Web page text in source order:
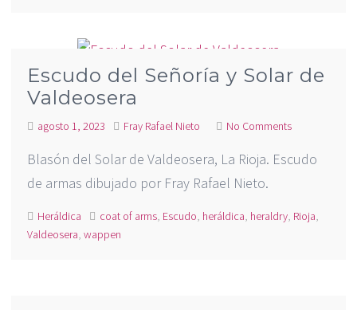
Escudo del Señoría y Solar de
Valdeosera
agosto 1, 2023 Fray Rafael Nieto No Comments
Blasón del Solar de Valdeosera, La Rioja. Escudo
de armas dibujado por Fray Rafael Nieto.
Heráldica coat of arms, Escudo, heráldica, heraldry, Rioja,
Valdeosera,wappen